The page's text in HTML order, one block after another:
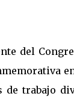
del
trabajo